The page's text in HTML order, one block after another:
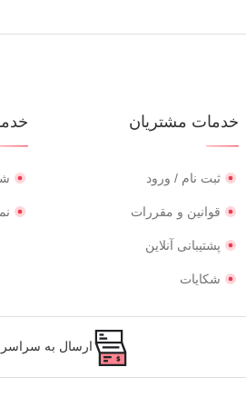
خدمات مشتریان
ثبت نام / ورود
قوانین و مقررات
پشتیبانی آنلاین
شکایات
ارسال به